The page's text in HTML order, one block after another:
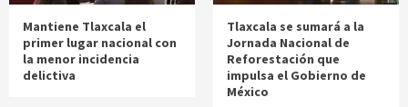
Mantiene Tlaxcala el
primer lugar nacional con
la menor incidencia
delictiva
Tlaxcala se sumará a la
Jornada Nacional de
Reforestación que
impulsa el Gobierno de
México